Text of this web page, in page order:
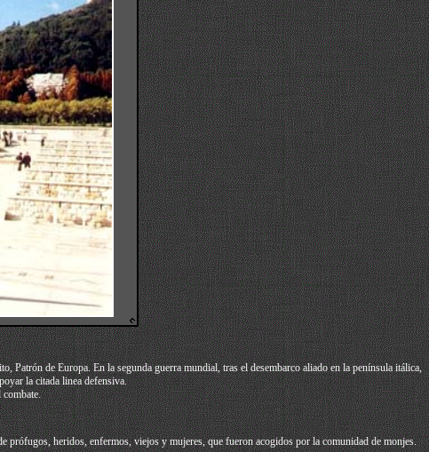
Patrón de Europa. En la segunda guerra mundial, tras el desembarco aliado en la península itálica,
la citada linea defensiva.
heridos, enfermos, viejos y mujeres, que fueron acogidos por la comunidad de monjes.